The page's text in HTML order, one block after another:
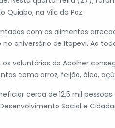
Quiabo, na Vila da Paz.
com os alimentos
no aniversário de Itapevi. Ao
voluntários do Acolher
como arroz, feijão, óleo,
cerca de 12,5 mil
Social e